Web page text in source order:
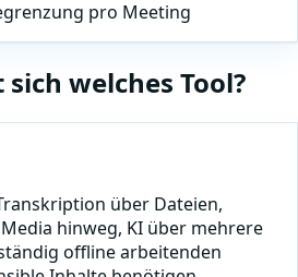
pro Meeting
welches Tool?
über Dateien,
hinweg, KI über mehrere
offline arbeitenden